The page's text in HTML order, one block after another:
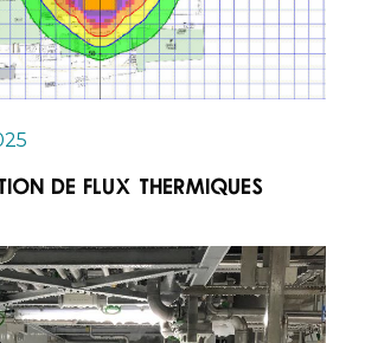
de flux thermiques